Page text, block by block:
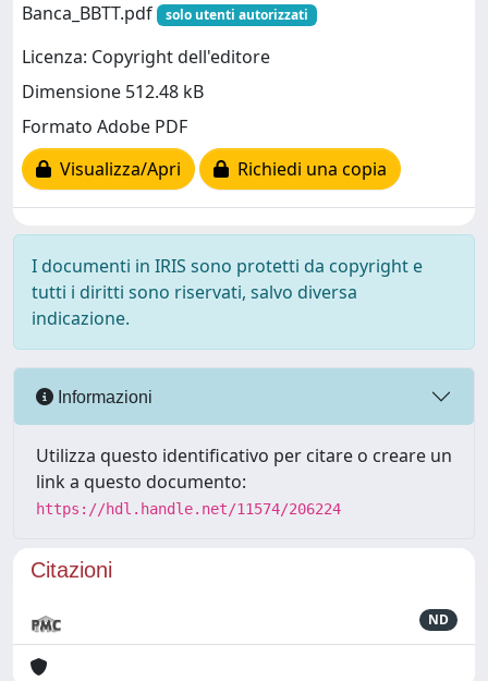
Banca_BBTT.pdf
solo utenti autorizzati
Licenza: Copyright dell'editore
Dimensione 512.48 kB
Formato Adobe PDF
Visualizza/Apri
Richiedi una copia
I documenti in IRIS sono protetti da copyright e
tutti i diritti sono riservati, salvo diversa
indicazione.
Informazioni
Utilizza questo identificativo per citare o creare un
link a questo documento:
https://hdl.handle.net/11574/206224
Citazioni
ND